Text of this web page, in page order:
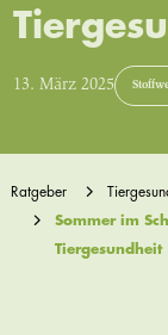
13. März 2025
Ratgeber
Sommer im
Tiergesundheit